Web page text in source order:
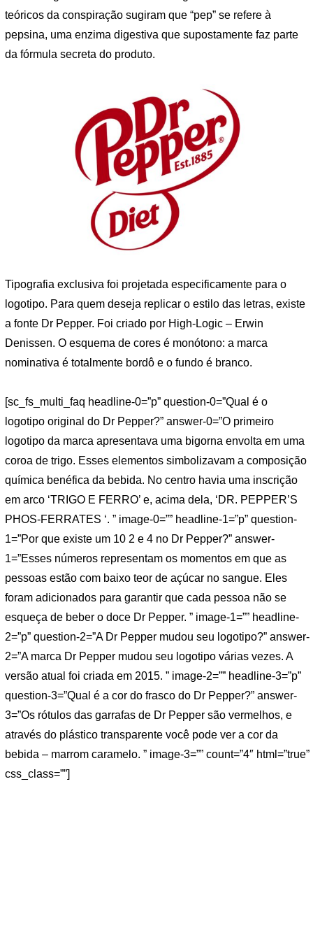
teóricos da conspiração sugiram que “pep” se refere à
pepsina, uma enzima digestiva que supostamente faz parte
da fórmula secreta do produto.
Tipografia exclusiva foi projetada especificamente para o
logotipo. Para quem deseja replicar o estilo das letras, existe
a fonte Dr Pepper. Foi criado por High-Logic – Erwin
Denissen. O esquema de cores é monótono: a marca
nominativa é totalmente bordô e o fundo é branco.
[sc_fs_multi_faq headline-0=”p” question-0=”Qual é o
logotipo original do Dr Pepper?” answer-0=”O primeiro
logotipo da marca apresentava uma bigorna envolta em uma
coroa de trigo. Esses elementos simbolizavam a composição
química benéfica da bebida. No centro havia uma inscrição
em arco ‘TRIGO E FERRO’ e, acima dela, ‘DR. PEPPER’S
PHOS-FERRATES ‘. ” image-0=”” headline-1=”p” question-
1=”Por que existe um 10 2 e 4 no Dr Pepper?” answer-
1=”Esses números representam os momentos em que as
pessoas estão com baixo teor de açúcar no sangue. Eles
foram adicionados para garantir que cada pessoa não se
esqueça de beber o doce Dr Pepper. ” image-1=”” headline-
2=”p” question-2=”A Dr Pepper mudou seu logotipo?” answer-
2=”A marca Dr Pepper mudou seu logotipo várias vezes. A
versão atual foi criada em 2015. ” image-2=”” headline-3=”p”
question-3=”Qual é a cor do frasco do Dr Pepper?” answer-
3=”Os rótulos das garrafas de Dr Pepper são vermelhos, e
através do plástico transparente você pode ver a cor da
bebida – marrom caramelo. ” image-3=”” count=”4″ html=”true”
css_class=””]